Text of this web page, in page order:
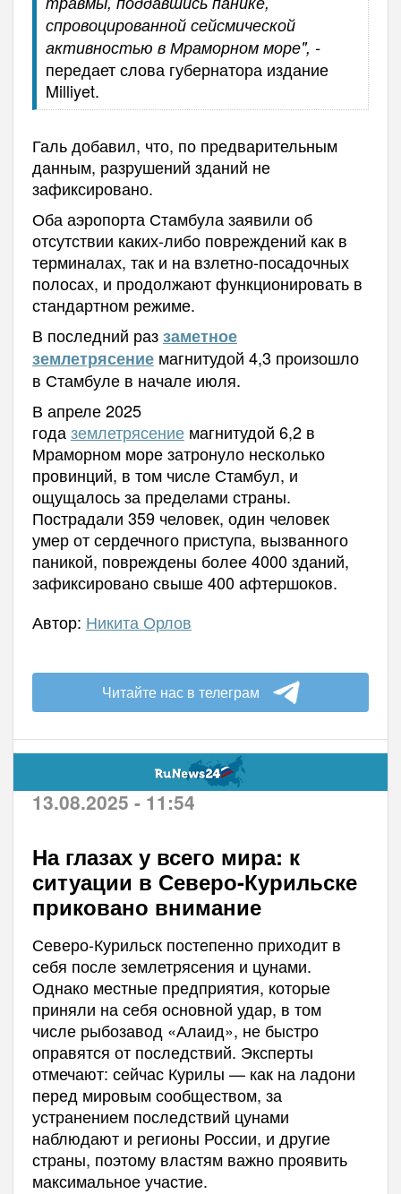
спровоцированной сейсмической
активностью в Мраморном море", -
передает слова губернатора издание
Milliyet.
Галь добавил, что, по предварительным
данным, разрушений зданий не
зафиксировано.
Оба аэропорта Стамбула заявили об
отсутствии каких-либо повреждений как в
терминалах, так и на взлетно-посадочных
полосах, и продолжают функционировать в
стандартном режиме.
В последний раззаметное
землетрясениемагнитудой 4,3 произошло
в Стамбуле в начале июля.
В апреле 2025
годаземлетрясениемагнитудой 6,2 в
Мраморном море затронуло несколько
провинций, в том числе Стамбул, и
ощущалось за пределами страны.
Пострадали 359 человек, один человек
умер от сердечного приступа, вызванного
паникой, повреждены более 4000 зданий,
зафиксировано свыше 400 афтершоков.
Автор: Никита Орлов
Читайте нас в телеграм
13.08.2025 - 11:54
На глазах у всего мира: к
ситуации в Северо-Курильске
приковано внимание
Северо-Курильск постепенно приходит в
себя после землетрясения и цунами.
Однако местные предприятия, которые
приняли на себя основной удар, в том
числе рыбозавод «Алаид», не быстро
оправятся от последствий. Эксперты
отмечают: сейчас Курилы — как на ладони
перед мировым сообществом, за
устранением последствий цунами
наблюдают и регионы России, и другие
страны, поэтому властям важно проявить
максимальное участие.